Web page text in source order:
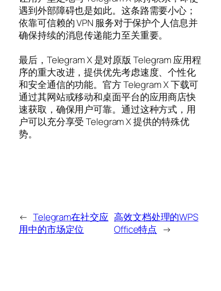
遇到外部障碍也是如此。这条路需要小心；
依靠可信赖的 VPN 服务对于保护个人信息并
确保持续的消息传递能力至关重要。
最后，Telegram X 是对原版 Telegram 应用程
序的重大改进，提供优先考虑速度、个性化
和安全通信的功能。官方 Telegram X 下载可
通过其网站或移动和桌面平台的应用商店快
速获取，确保用户可靠。通过这种方式，用
户可以充分享受 Telegram X 提供的特殊优
势。
← Telegram在社交应
用中的市场定位
高效文档处理的WPS
Office特点 →